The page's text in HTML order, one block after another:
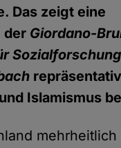
Das zeigt eine
der Giordano-
Sozialforschung
Islamismus
mehrheitlich